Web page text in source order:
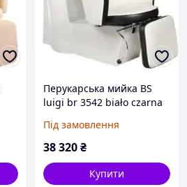
Перукарська мийка BS
luigi br 3542 biało czarna
Під замовлення
38 320₴
Купити